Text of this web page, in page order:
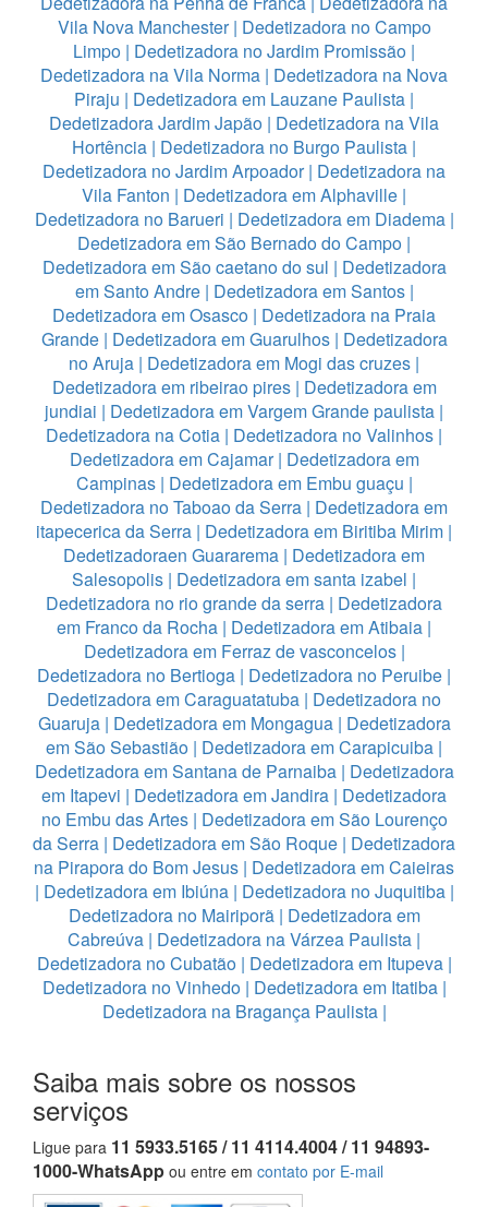
Vila Nova Manchester| Dedetizadora no Campo
Limpo | Dedetizadora no Jardim Promissão |
Dedetizadora na Vila Norma | Dedetizadora na Nova
Piraju | Dedetizadora em Lauzane Paulista |
Dedetizadora Jardim Japão | Dedetizadora na Vila
Hortência | Dedetizadora no Burgo Paulista |
Dedetizadora no Jardim Arpoador| Dedetizadora na
Vila Fanton | Dedetizadora em Alphaville |
Dedetizadora no Barueri | Dedetizadora em Diadema|
Dedetizadora em São Bernado do Campo |
Dedetizadora em São caetano do sul | Dedetizadora
em Santo Andre| Dedetizadora em Santos|
Dedetizadora em Osasco | Dedetizadora na Praia
Grande| Dedetizadora em Guarulhos| Dedetizadora
no Aruja | Dedetizadora em Mogi das cruzes |
Dedetizadora em ribeirao pires| Dedetizadora em
jundiai | Dedetizadora em Vargem Grande paulista |
Dedetizadora na Cotia | Dedetizadora no Valinhos |
Dedetizadora em Cajamar| Dedetizadora em
Campinas| Dedetizadora em Embu guaçu |
Dedetizadora no Taboao da Serra | Dedetizadora em
itapecerica da Serra | Dedetizadora em Biritiba Mirim |
Dedetizadoraen Guararema | Dedetizadora em
Salesopolis | Dedetizadora em santa izabel |
Dedetizadora no rio grande da serra | Dedetizadora
em Franco da Rocha | Dedetizadora em Atibaia |
Dedetizadora em Ferraz de vasconcelos|
Dedetizadora no Bertioga | Dedetizadora no Peruibe |
Dedetizadora em Caraguatatuba | Dedetizadora no
Guaruja| Dedetizadora em Mongagua| Dedetizadora
em São Sebastião | Dedetizadora em Carapicuiba |
Dedetizadora em Santana de Parnaiba| Dedetizadora
em Itapevi | Dedetizadora em Jandira | Dedetizadora
no Embu das Artes| Dedetizadora em São Lourenço
da Serra | Dedetizadora em São Roque | Dedetizadora
na Pirapora do Bom Jesus | Dedetizadora em Caieiras
| Dedetizadora em Ibiúna| Dedetizadora no Juquitiba|
Dedetizadora no Mairiporã| Dedetizadora em
Cabreúva | Dedetizadora na Várzea Paulista |
Dedetizadora no Cubatão| Dedetizadora em Itupeva|
Dedetizadora no Vinhedo| Dedetizadora em Itatiba|
Dedetizadora na Bragança Paulista|
Saiba mais sobre os nossos
serviços
Ligue para 11 5933.5165 / 11 4114.4004 / 11 94893-
1000-WhatsApp ou entre em contato por E-mail